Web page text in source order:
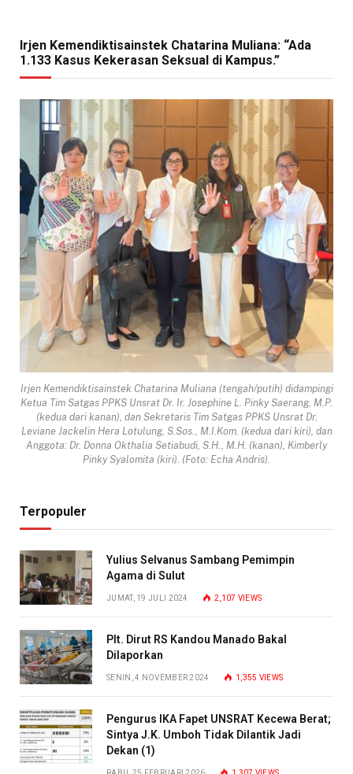
Irjen Kemendiktisainstek Chatarina Muliana: “Ada
1.133 Kasus Kekerasan Seksual di Kampus.”
Irjen Kemendiktisainstek Chatarina Muliana (tengah/putih) didampingi
Ketua Tim Satgas PPKS Unsrat Dr. Ir. Josephine L. Pinky Saerang, M.P.
(kedua dari kanan), dan Sekretaris Tim Satgas PPKS Unsrat Dr.
Leviane Jackelin Hera Lotulung, S.Sos., M.I.Kom. (kedua dari kiri), dan
Anggota: Dr. Donna Okthalia Setiabudi, S.H., M.H. (kanan), Kimberly
Pinky Syalomita (kiri). (Foto: Echa Andris).
Terpopuler
Yulius Selvanus Sambang Pemimpin
Agama di Sulut
JUMAT, 19 JULI 2024 2,107 VIEWS
Plt. Dirut RS Kandou Manado Bakal
Dilaporkan
SENIN, 4 NOVEMBER 2024 1,355 VIEWS
Pengurus IKA Fapet UNSRAT Kecewa Berat;
Sintya J.K. Umboh Tidak Dilantik Jadi
Dekan (1)